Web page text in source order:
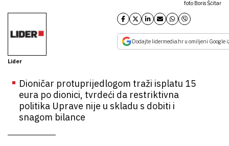
foto Boris Ščitar
Lider
Dodajte lidermedia.hr u omiljeni Google
Dioničar protuprijedlogom traži isplatu 15
eura po dionici, tvrdeći da restriktivna
politika Uprave nije u skladu s dobiti i
snagom bilance